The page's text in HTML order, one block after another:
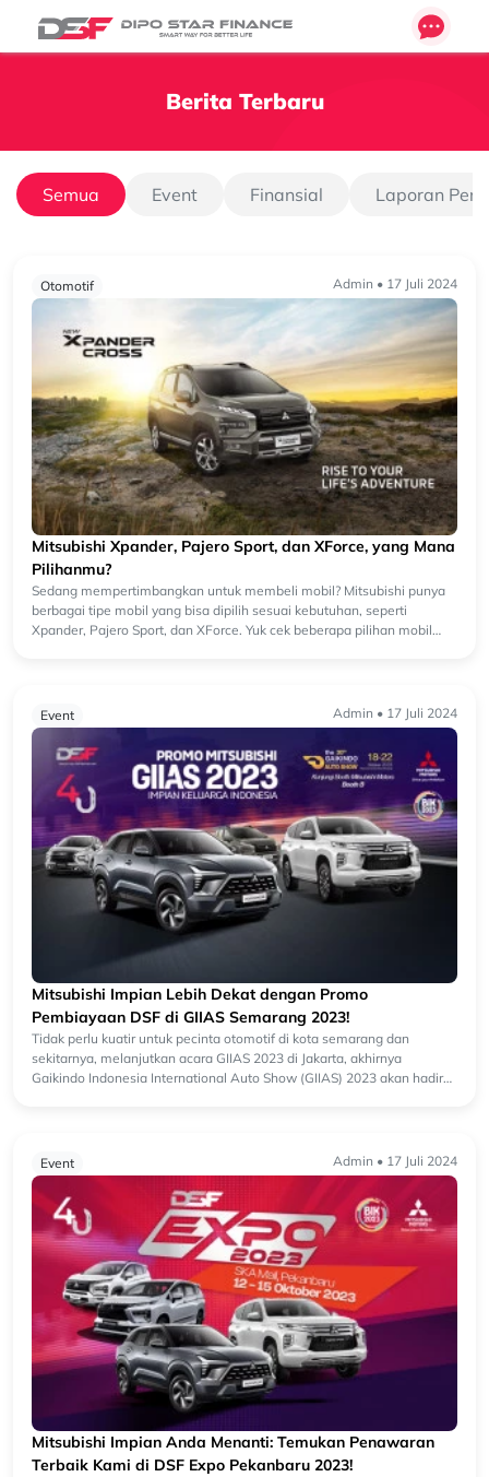
Berita Terbaru
Semua Event Finansial Laporan
Otomotif Admin • 17 Juli 2024
Mitsubishi Xpander, Pajero Sport, dan XForce, yang Mana
Pilihanmu?
Sedang mempertimbangkan untuk membeli mobil? Mitsubishi punya
berbagai tipe mobil yang bisa dipilih sesuai kebutuhan, seperti
Xpander, Pajero Sport, dan XForce. Yuk cek beberapa pilihan mobil
Event Admin • 17 Juli 2024
Mitsubishi Impian Lebih Dekat dengan Promo
Pembiayaan DSF di GIIAS Semarang 2023!
Tidak perlu kuatir untuk pecinta otomotif di kota semarang dan
sekitarnya, melanjutkan acara GIIAS 2023 di Jakarta, akhirnya
Gaikindo Indonesia International Auto Show (GIIAS) 2023 akan hadir
Event Admin • 17 Juli 2024
Mitsubishi Impian Anda Menanti: Temukan Penawaran
Terbaik Kami di DSF Expo Pekanbaru 2023!